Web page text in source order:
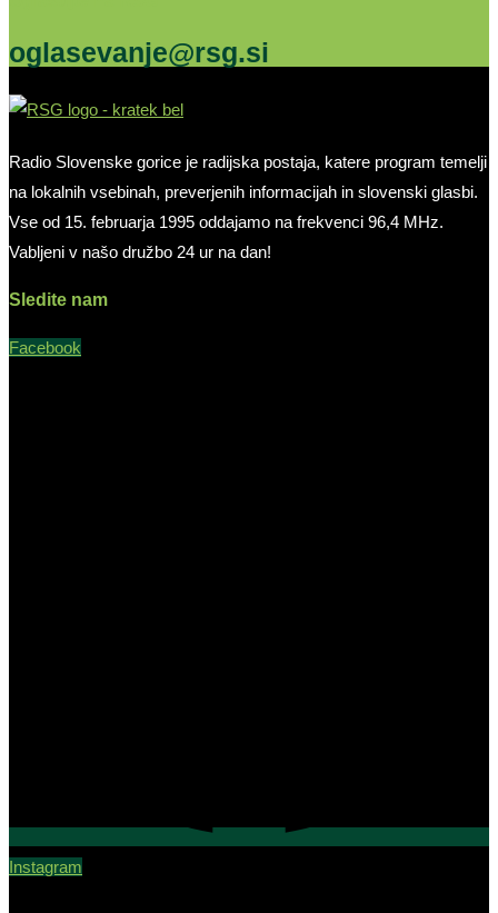
oglasevanje@rsg.si
Radio Slovenske gorice je radijska postaja, katere program temelji
na lokalnih vsebinah, preverjenih informacijah in slovenski glasbi.
Vse od 15. februarja 1995 oddajamo na frekvenci 96,4 MHz.
Vabljeni v našo družbo 24 ur na dan!
Sledite nam
Facebook
Instagram